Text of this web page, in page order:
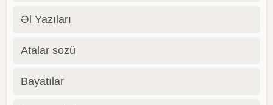
Əl Yazıları
Atalar sözü
Bayatılar